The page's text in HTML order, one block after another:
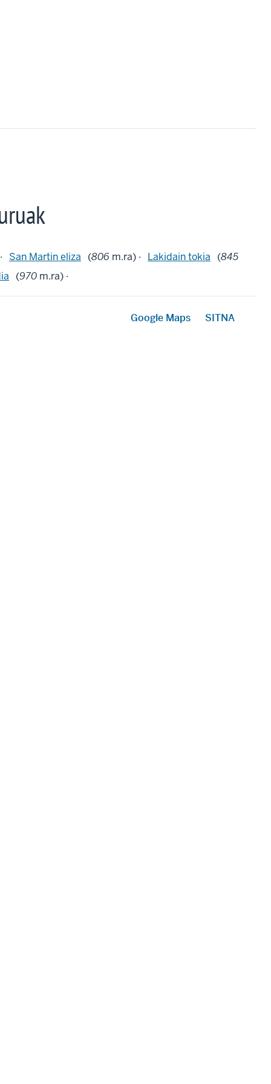
San Martin eliza (806 m.ra) · Lakidain tokia (845
(970 m.ra) ·
Google Maps SITNA